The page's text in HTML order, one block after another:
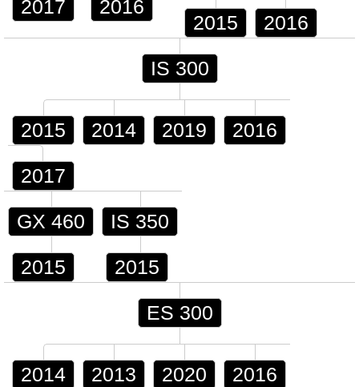
2017 2016
2015 2016
IS 300
2015 2014 2019 2016
2017
GX 460
2015
IS 350
2015
ES 300
2014 2013 2020 2016